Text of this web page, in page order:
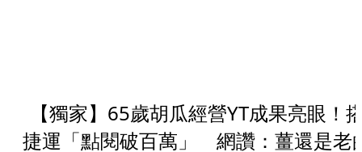
【獨家】65歲胡瓜經營YT成果亮眼！
捷運「點閱破百萬」 網讚：薑還是老